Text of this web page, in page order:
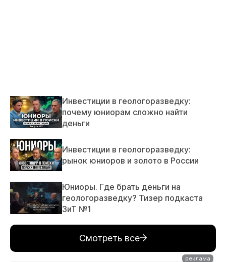
Инвестиции в геологоразведку:
почему юниорам сложно найти
деньги
Инвестиции в геологоразведку:
рынок юниоров и золото в России
Юниоры. Где брать деньги на
геологоразведку? Тизер подкаста
ЗиТ №1
Смотреть все